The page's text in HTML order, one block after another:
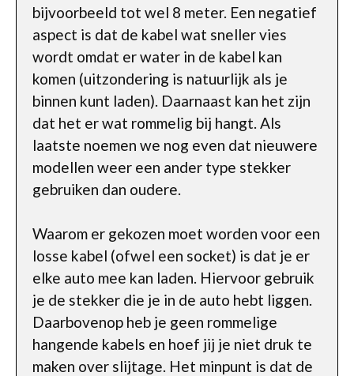
bijvoorbeeld tot wel 8 meter. Een negatief
aspect is dat de kabel wat sneller vies
wordt omdat er water in de kabel kan
komen (uitzondering is natuurlijk als je
binnen kunt laden). Daarnaast kan het zijn
dat het er wat rommelig bij hangt. Als
laatste noemen we nog even dat nieuwere
modellen weer een ander type stekker
gebruiken dan oudere.
Waarom er gekozen moet worden voor een
losse kabel (ofwel een socket) is dat je er
elke auto mee kan laden. Hiervoor gebruik
je de stekker die je in de auto hebt liggen.
Daarbovenop heb je geen rommelige
hangende kabels en hoef jij je niet druk te
maken over slijtage. Het minpunt is dat de